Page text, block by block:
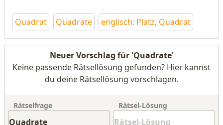
Quadrat Quadrate englisch: Platz, Quadrat
Neuer Vorschlag für 'Quadrate'
Keine passende Rätsellösung gefunden? Hier kannst
du deine Rätsellösung vorschlagen.
Rätselfrage Rätsel-Lösung